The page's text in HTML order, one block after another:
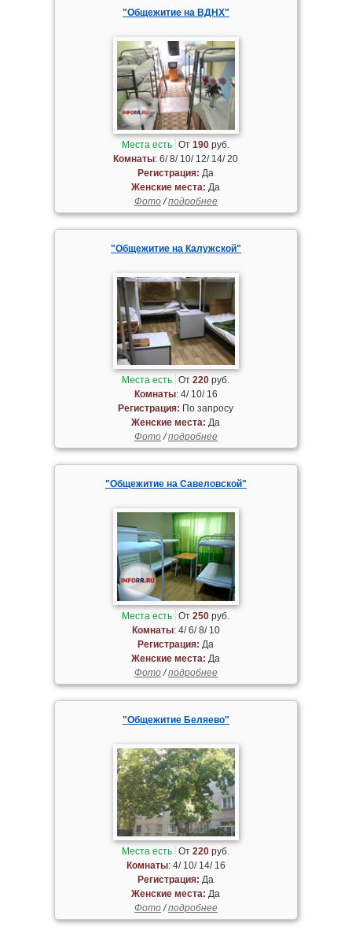
"Общежитие на ВДНХ"
Места есть От190 руб.
Комнаты: 6/ 8/ 10/ 12/ 14/ 20
Регистрация: Да
Женские места: Да
Фото/подробнее
"Общежитие на Калужской"
Места есть От220 руб.
Комнаты: 4/ 10/ 16
Регистрация: По запросу
Женские места: Да
Фото/подробнее
"Общежитие на Савеловской"
Места есть От250 руб.
Комнаты: 4/ 6/ 8/ 10
Регистрация: Да
Женские места: Да
Фото/подробнее
"Общежитие Беляево"
Места есть От220 руб.
Комнаты: 4/ 10/ 14/ 16
Регистрация: Да
Женские места: Да
Фото/подробнее